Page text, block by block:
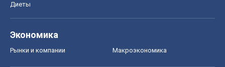
Диеты
Экономика
Рынки и компании Mакроэкономика